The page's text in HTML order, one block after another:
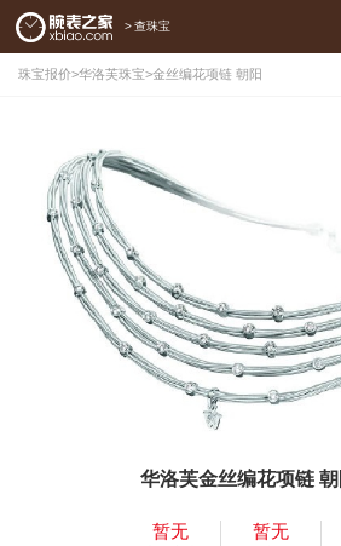
> 查珠宝
珠宝报价>华洛芙珠宝>金丝编花项链 朝阳
华洛芙金丝编花项链
暂无 暂无